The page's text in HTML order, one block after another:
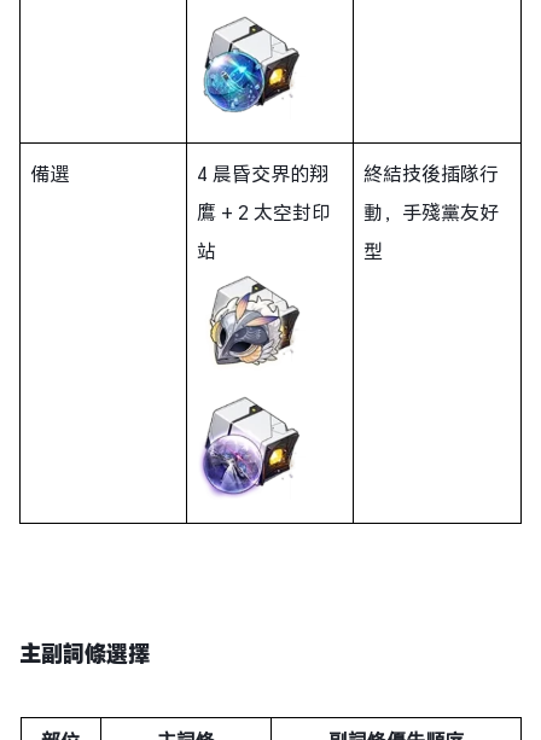
備選
4 晨昏交界的翔
鷹 + 2 太空封印
站
終結技後插隊行
動，手殘黨友好
型
主副詞條選擇